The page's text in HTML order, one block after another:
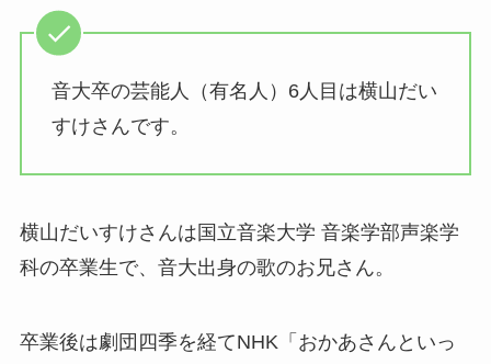
音大卒の芸能人（有名人）6人目は横山だい
すけさんです。
横山だいすけさんは国立音楽大学 音楽学部声楽学
科の卒業生で、音大出身の歌のお兄さん。
卒業後は劇団四季を経てNHK「おかあさんといっ